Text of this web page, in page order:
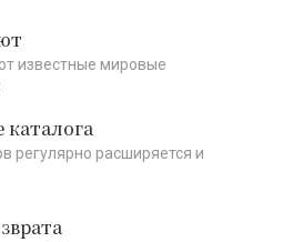
известные мировые
регулярно расширяется и